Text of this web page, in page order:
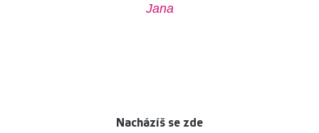
Jana
Nacházíš se zde